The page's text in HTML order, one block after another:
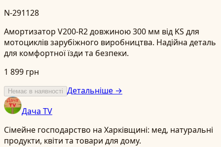
N-291128
Амортизатор V200-R2 довжиною 300 мм від KS для
мотоциклів зарубіжного виробництва. Надійна деталь
для комфортної їзди та безпеки.
1 899 грн
Немає в наявності Детальніше →
Дача TV
Сімейне господарство на Харківщині: мед, натуральні
продукти, квіти та товари для дому.